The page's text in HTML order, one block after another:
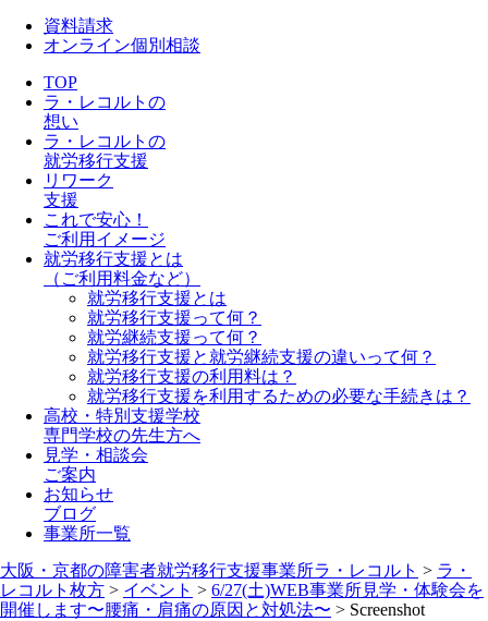
資料請求
オンライン個別相談
TOP
ラ・レコルトの
想い
ラ・レコルトの
就労移行支援
リワーク
支援
これで安心！
ご利用イメージ
就労移行支援とは
（ご利用料金など）
就労移行支援とは
就労移行支援って何？
就労継続支援って何？
就労移行支援と就労継続支援の違いって何？
就労移行支援の利用料は？
就労移行支援を利用するための必要な手続きは？
高校・特別支援学校
専門学校の先生方へ
見学・相談会
ご案内
お知らせ
ブログ
事業所一覧
大阪・京都の障害者就労移行支援事業所ラ・レコルト > ラ・
レコルト枚方 > イベント > 6/27(土)WEB事業所見学・体験会を
開催します〜腰痛・肩痛の原因と対処法〜 > Screenshot